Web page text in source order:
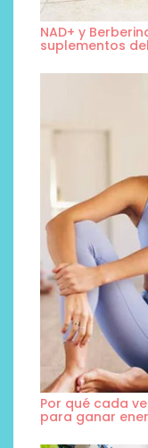
NAD+ y
suplementos
Por qué cada
para ganar